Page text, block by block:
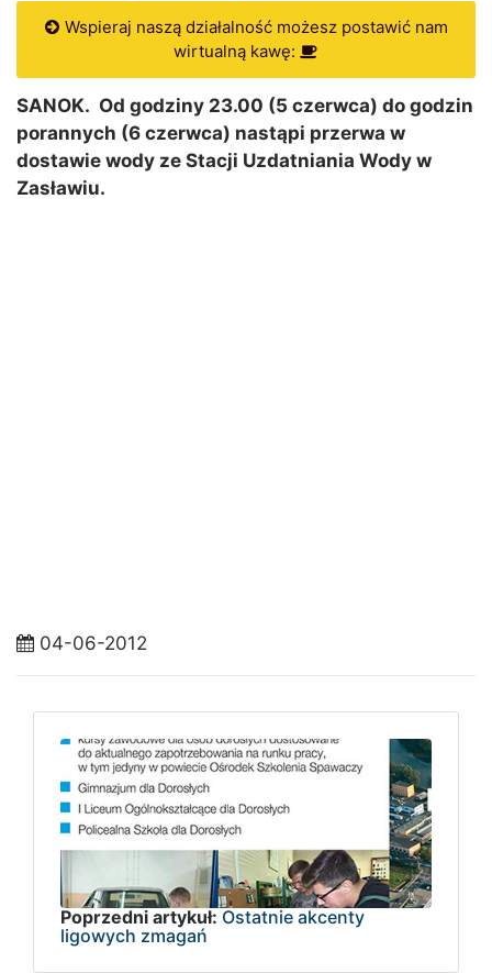
Wspieraj naszą działalność możesz postawić nam
wirtualną kawę:
SANOK. Od godziny 23.00 (5 czerwca) do godzin
porannych (6 czerwca) nastąpi przerwa w
dostawie wody ze Stacji Uzdatniania Wody w
Zasławiu.
04-06-2012
Poprzedni artykuł: Ostatnie akcenty
ligowych zmagań